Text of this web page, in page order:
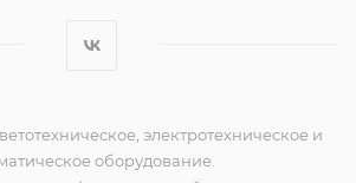
электротехническое и
оборудование.